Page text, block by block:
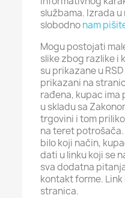
službama. Izrada
slobodnonam
Mogu postojati
slike zbog razlike i
su prikazane u
prikazani na
rađena, kupac ima
u skladu sa
trgovini i tom
na teret
bilo koji način,
dati u linku koji se
sva dodatna
kontakt forme.
stranica.